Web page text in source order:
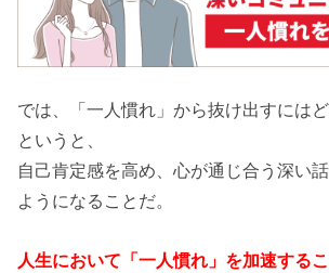
では、「一人慣れ」から抜け出すには
というと、
自己肯定感を高め、心が通じ合う深い
ようになることだ。
人生において「一人慣れ」を加速する